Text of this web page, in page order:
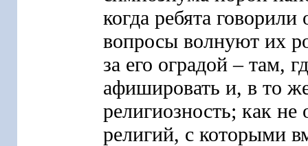
когда ребята
вопросы волнуют их
за его оградой – там,
афишировать и, в то
религиозность; как не
религий, с которыми